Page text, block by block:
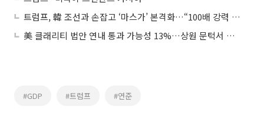
트럼프, 韓 조선과 손잡고 ‘마스가’ 본격화…“100배 강력 ‘황금함대’ 구축할 것”
美 클래리티 법안 연내 통과 가능성 13%…상원 문턱서 제동
#GDP #트럼프 #연준